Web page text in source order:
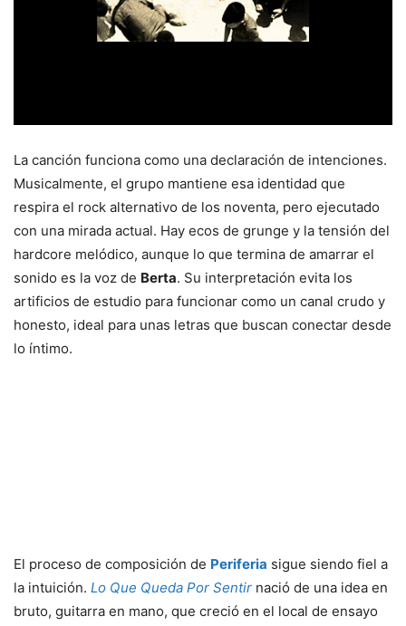
La canción funciona como una declaración de intenciones.
Musicalmente, el grupo mantiene esa identidad que
respira el rock alternativo de los noventa, pero ejecutado
con una mirada actual. Hay ecos de grunge y la tensión del
hardcore melódico, aunque lo que termina de amarrar el
sonido es la voz de Berta. Su interpretación evita los
artificios de estudio para funcionar como un canal crudo y
honesto, ideal para unas letras que buscan conectar desde
lo íntimo.
El proceso de composición de Periferia sigue siendo fiel a
la intuición. Lo Que Queda Por Sentir nació de una idea en
bruto, guitarra en mano, que creció en el local de ensayo